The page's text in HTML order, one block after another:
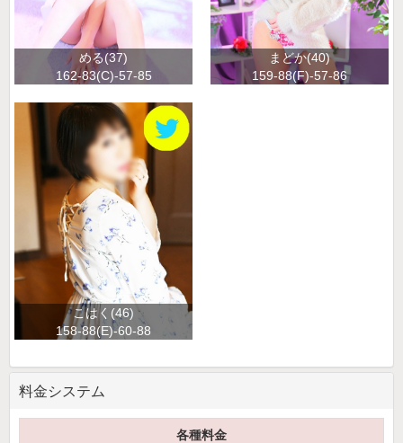
める(37)
162-83(C)-57-85
まどか(40)
159-88(F)-57-86
こはく(46)
158-88(E)-60-88
料金システム
各種料金